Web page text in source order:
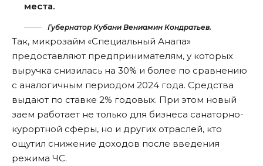
места.
Губернатор Кубани Вениамин Кондратьев.
Так, микрозайм «Специальный Анапа»
предоставляют предпринимателям, у которых
выручка снизилась на 30% и более по сравнению
с аналогичным периодом 2024 года. Средства
выдают по ставке 2% годовых. При этом новый
заем работает не только для бизнеса санаторно-
курортной сферы, но и других отраслей, кто
ощутил снижение доходов после введения
режима ЧС.